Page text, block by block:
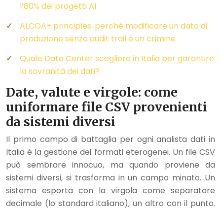
l’80% dei progetti AI
ALCOA+ principles: perché modificare un dato di
produzione senza audit trail è un crimine
Quale Data Center scegliere in Italia per garantire
la sovranità dei dati?
Date, valute e virgole: come
uniformare file CSV provenienti
da sistemi diversi
Il primo campo di battaglia per ogni analista dati in
Italia è la gestione dei formati eterogenei. Un file CSV
può sembrare innocuo, ma quando proviene da
sistemi diversi, si trasforma in un campo minato. Un
sistema esporta con la virgola come separatore
decimale (lo standard italiano), un altro con il punto.